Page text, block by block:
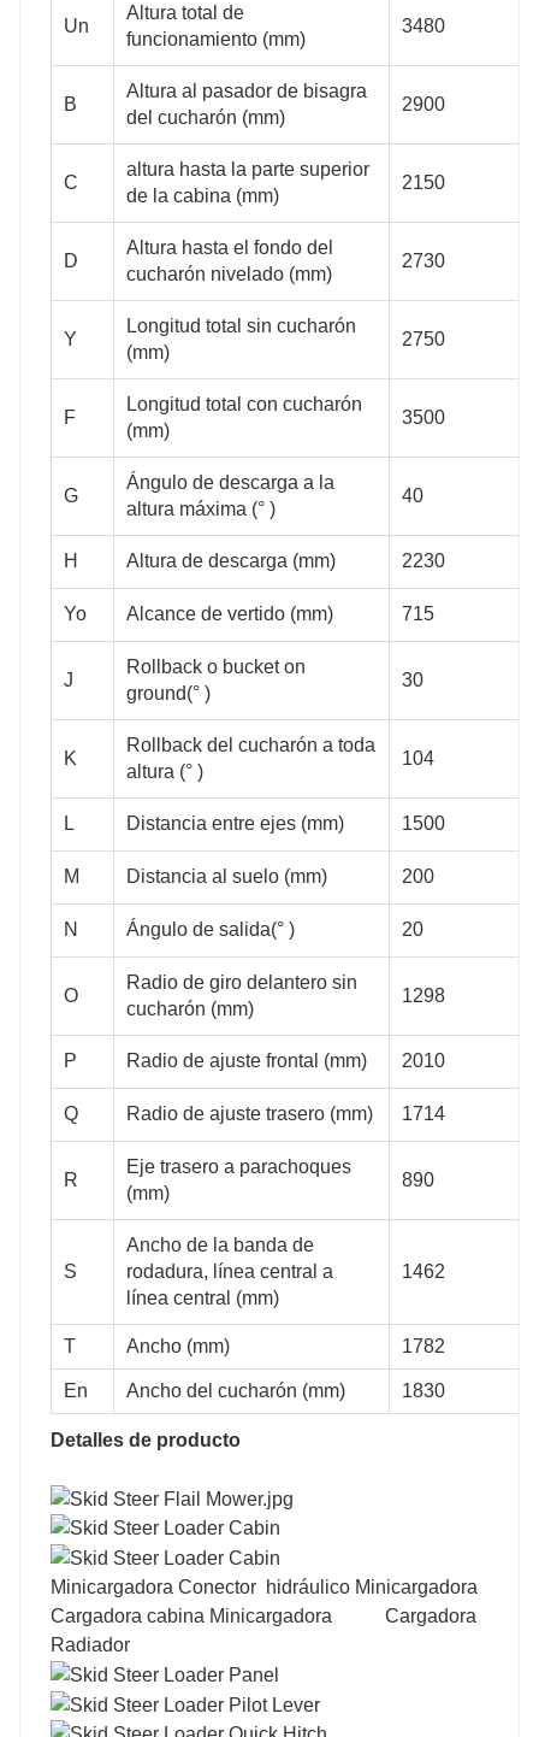
Un
Altura total de
funcionamiento (mm)
3480
B
Altura al pasador de bisagra
del cucharón (mm)
2900
C
altura hasta la parte superior
de la cabina (mm)
2150
D
Altura hasta el fondo del
cucharón nivelado (mm)
2730
Y
Longitud total sin cucharón
(mm)
2750
F
Longitud total con cucharón
(mm)
3500
G
Ángulo de descarga a la
altura máxima (° )
40
H Altura de descarga (mm) 2230
Yo Alcance de vertido (mm) 715
J
Rollback o bucket on
ground(° )
30
K
Rollback del cucharón a toda
altura (° )
104
L Distancia entre ejes (mm) 1500
M Distancia al suelo (mm) 200
N Ángulo de salida(° ) 20
O
Radio de giro delantero sin
cucharón (mm)
1298
P Radio de ajuste frontal (mm) 2010
Q Radio de ajuste trasero (mm) 1714
R
Eje trasero a parachoques
(mm)
890
S
Ancho de la banda de
rodadura, línea central a
línea central (mm)
1462
T Ancho (mm) 1782
En Ancho del cucharón (mm) 1830
Detalles de producto
Minicargadora Conector hidráulico Minicargadora
Cargadora cabina Minicargadora Cargadora
Radiador
4500
0.55
4070
3150
2160
2983
3000
3700
2450
700
104